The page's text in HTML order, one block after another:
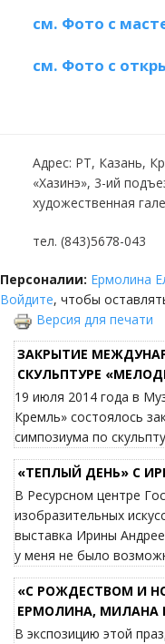
см. Фото с
см. Фото с
Адрес: РТ, Казань,
«Хазинэ», 3-ий
художественная
тел. (843)5678-043
Персоналии: Ермолина
Войдите, чтобы
Версия для печати
ЗАКРЫТИЕ
СКУЛЬПТУРЕ
19 июля 2014 года в
Кремль» состоялось
симпозиума по
«ТЕПЛЫЙ ДЕНЬ» С
В Ресурсном центре
изобразительных
выставка Ирины
у меня не было
«С РОЖДЕСТВОМ И
ЕРМОЛИНА, МИЛАНА
В экспозицию этой